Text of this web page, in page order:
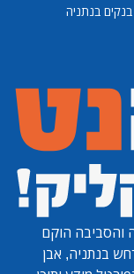
בנקים בנתניה
והסביבה הוקם
בנתניה, אבן